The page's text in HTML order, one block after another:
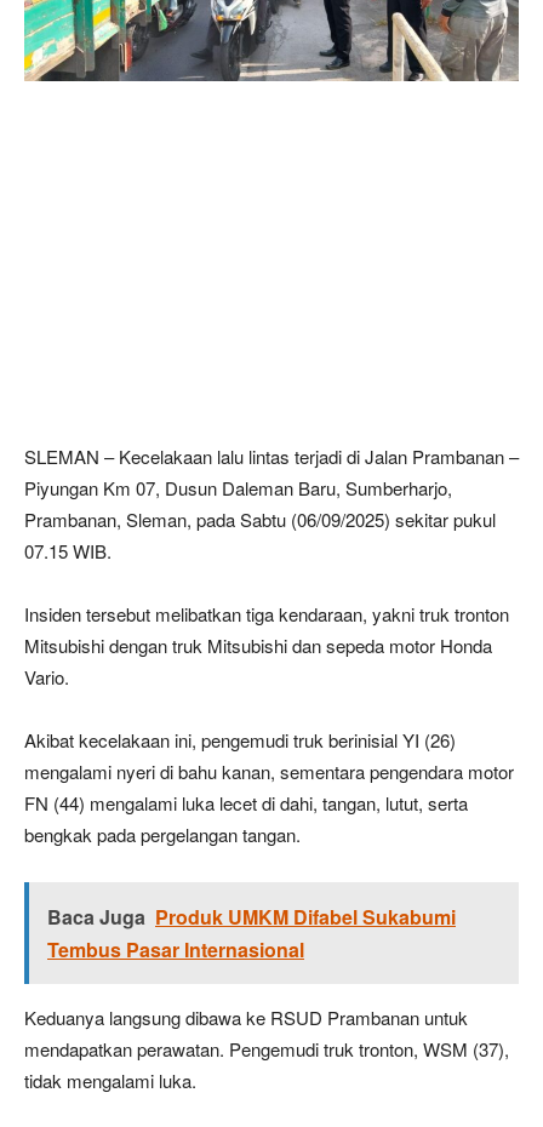
SLEMAN – Kecelakaan lalu lintas terjadi di Jalan Prambanan –
Piyungan Km 07, Dusun Daleman Baru, Sumberharjo,
Prambanan, Sleman, pada Sabtu (06/09/2025) sekitar pukul
07.15 WIB.
Insiden tersebut melibatkan tiga kendaraan, yakni truk tronton
Mitsubishi dengan truk Mitsubishi dan sepeda motor Honda
Vario.
Akibat kecelakaan ini, pengemudi truk berinisial YI (26)
mengalami nyeri di bahu kanan, sementara pengendara motor
FN (44) mengalami luka lecet di dahi, tangan, lutut, serta
bengkak pada pergelangan tangan.
Baca Juga Produk UMKM Difabel Sukabumi
Tembus Pasar Internasional
Keduanya langsung dibawa ke RSUD Prambanan untuk
mendapatkan perawatan. Pengemudi truk tronton, WSM (37),
tidak mengalami luka.